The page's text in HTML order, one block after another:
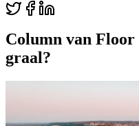
Column van
graal?